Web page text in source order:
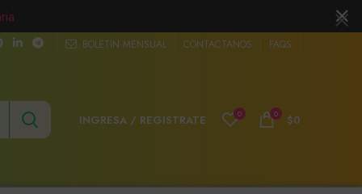
BOLETIN MENSUAL CONTACTANOS FAQS
INGRESA / REGISTRATE 0 0 $0